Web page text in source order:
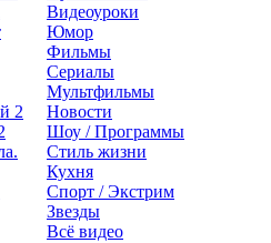
Видеоуроки
Юмор
Фильмы
Сериалы
Мультфильмы
Новости
Шоу / Программы
Стиль жизни
Кухня
Спорт / Экстрим
Звезды
Всё видео